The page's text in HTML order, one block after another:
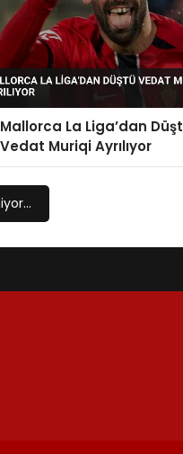
Mallorca La Liga’dan
Vedat Muriqi Ayrılıyor